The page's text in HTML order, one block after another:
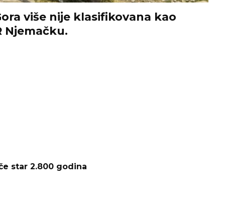
više nije klasifikovana kao
Njemačku.
star 2.800 godina